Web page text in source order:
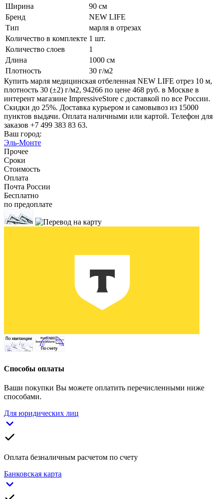
Ширина
90 см
Бренд
NEW LIFE
Тип
марля в отрезах
Количество в комплекте 1 шт.
Количество слоев
1
Длина
1000 см
Плотность
30 г/м2
Купить марля медицинская отбеленная NEW LIFE отрез 10 м,
плотность 30 (±2) г/м2, 94266 по цене 468 руб. в Москве в
интерент магазине ImpressiveStore с доставкой по все России.
Скидки до 25%. Доставка курьером и самовывоз из 15000
пунктов выдачи. Оплата наличными или картой. Телефон для
заказов +7 499 383 83 63.
Ваш город:
Эль-Монте
Прочее
Сроки
Стоимость
Оплата
Почта России
Бесплатно
по предоплате
Способы оплаты
Ваши покупки Вы можете оплатить перечисленными ниже
способами.
Для юридических лиц
Оплата безналичным расчетом по счету
Банковская карта